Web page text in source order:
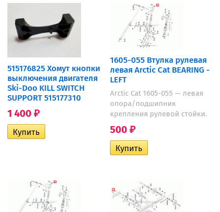
515176825 Хомут кнопки
выключения двигателя
Ski-Doo KILL SWITCH
SUPPORT 515177310
1 400 ₽
1605-055 Втулка рулевая
левая Arctic Cat BEARING -
LEFT
Arctic Cat 1605-055 — левая
опора/подшипник
крепления рулевой стойки.
500 ₽